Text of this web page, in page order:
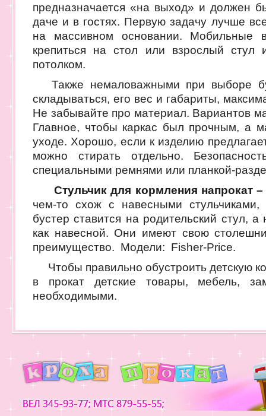
предназначается «на выход» и должен
даче и в гостях. Первую задачу лучше
на массивном основании. Мобильные
крепиться на стол или взрослый стул
потолком.
Также немаловажными при выборе
складываться, его вес и габариты,
Не забывайте про материал. Вариантов
Главное, чтобы каркас был прочным, а
уходе. Хорошо, если к изделию
можно стирать отдельно.
специальными ремнями или планкой-
Стульчик для кормления напрокат –
чем-то схож с навесными
бустер ставится на родительский стул,
как навесной. Они имеют свою
преимущество. Модели: Fisher-Price.
Чтобы правильно обустроить детскую
в прокат детские товары, мебель,
необходимыми.